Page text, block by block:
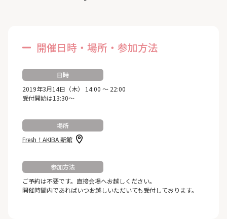
開催日時・場所・参加方法
日時
2019年3月14日（木） 14:00 ～ 22:00
受付開始は13:30～
場所
Fresh！AKIBA 新館
参加方法
ご予約は不要です。直接会場へお越しください。
開催時間内であればいつお越しいただいても受付しております。